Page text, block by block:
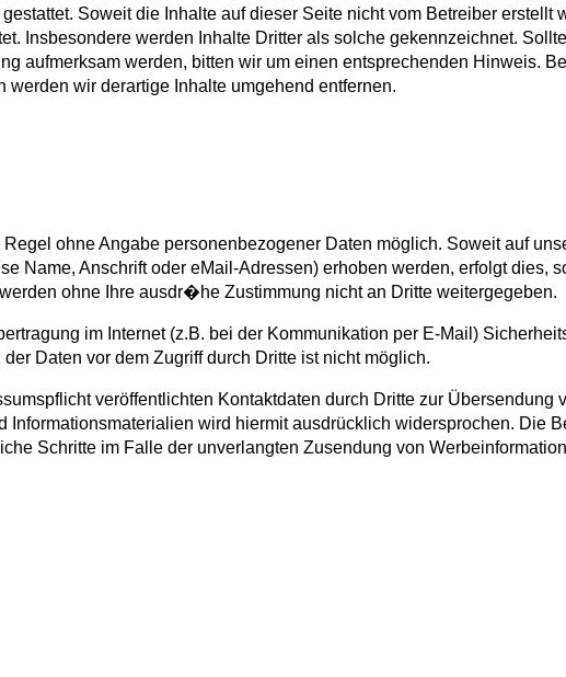
Soweit die Inhalte auf dieser Seite nicht vom Betreiber erstellt
Insbesondere werden Inhalte Dritter als solche gekennzeichnet.
aufmerksam werden, bitten wir um einen entsprechenden Hinweis.
wir derartige Inhalte umgehend entfernen.
ohne Angabe personenbezogener Daten möglich. Soweit auf
Name, Anschrift oder eMail-Adressen) erhoben werden, erfolgt dies,
ohne Ihre ausdr�he Zustimmung nicht an Dritte weitergegeben.
im Internet (z.B. bei der Kommunikation per E-Mail)
Daten vor dem Zugriff durch Dritte ist nicht möglich.
veröffentlichten Kontaktdaten durch Dritte zur Übersendung
Informationsmaterialien wird hiermit ausdrücklich widersprochen. Die
Schritte im Falle der unverlangten Zusendung von